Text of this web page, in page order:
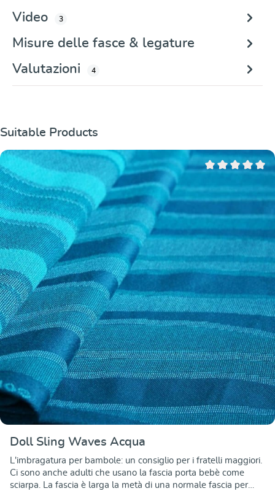
Video
3
Misure delle fasce & legature
Valutazioni
4
Salta la galleria dei prodotti
Suitable Products
Doll Sling Waves Acqua
L'imbragatura per bambole: un consiglio per i fratelli maggiori.
Ci sono anche adulti che usano la fascia porta bebè come
sciarpa. La fascia è larga la metà di una normale fascia per